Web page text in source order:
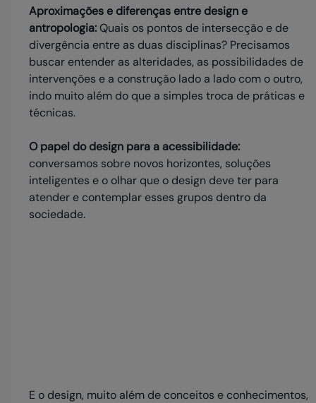
Aproximações e diferenças entre design e
antropologia:Quais os pontos de intersecção e de
divergência entre as duas disciplinas? Precisamos
buscar entender as alteridades, as possibilidades de
intervenções e a construção lado a lado com o outro,
indo muito além do que a simples troca de práticas e
técnicas.
O papel do design para a acessibilidade:
conversamos sobre novos horizontes, soluções
inteligentes e o olhar que o design deve ter para
atender e contemplar esses grupos dentro da
sociedade.
E o design, muito além de conceitos e conhecimentos,